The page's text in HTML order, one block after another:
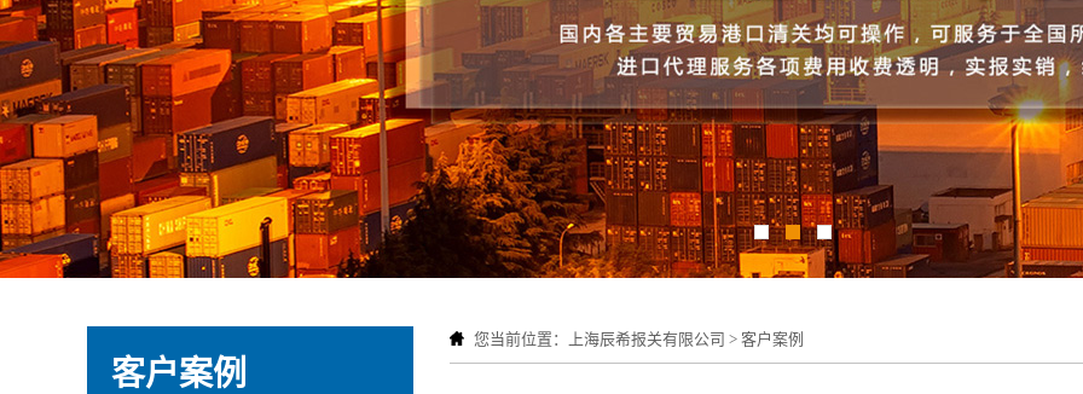
您当前位置： 上海辰希报关有限公司 > 客户案例
客户案例